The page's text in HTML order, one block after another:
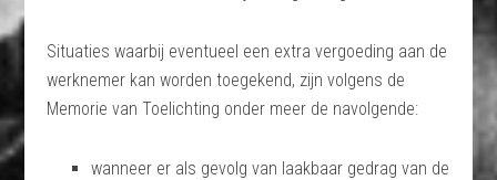
Situaties waarbij eventueel een extra vergoeding aan de
werknemer kan worden toegekend, zijn volgens de
Memorie van Toelichting onder meer de navolgende:
wanneer er als gevolg van laakbaar gedrag van de